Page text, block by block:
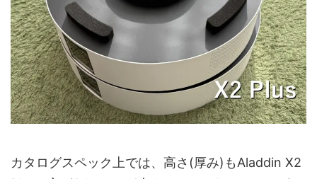
カタログスペック上では、高さ(厚み)もAladdin X2